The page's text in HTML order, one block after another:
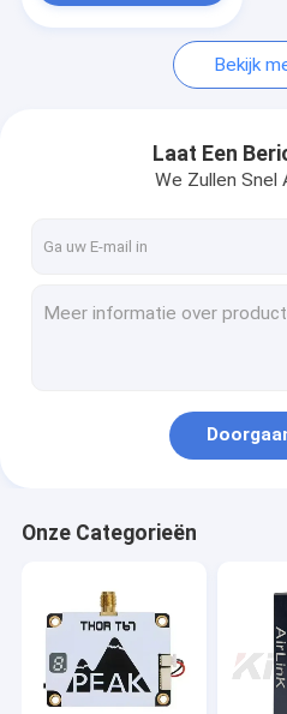
Kwaliteitscontrole
Contacteer ons
IP Mesh-radio
De Videozender van COFDM
Bekijk
Laat Een
We Zullen Snel
Onze Categorieën